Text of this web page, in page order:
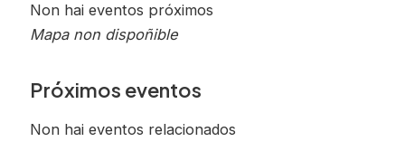
Non hai eventos próximos
Mapa non dispoñible
Próximos eventos
Non hai eventos relacionados